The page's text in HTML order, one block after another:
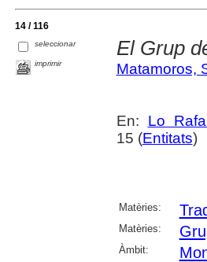
14 / 116
seleccionar
imprimir
El Grup
Matamoros,
En: Lo
15 (Entitats)
Matèries:
Matèries:
Àmbit: